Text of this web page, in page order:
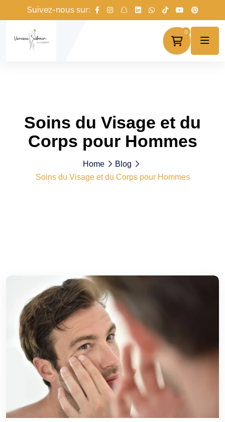
Suivez-nous sur:
0
Soins du Visage et du
Corps pour Hommes
Home
Blog
Soins du Visage et du Corps pour Hommes